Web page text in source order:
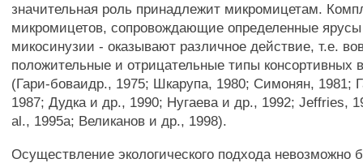
значительная роль принадлежит микромицетам.
микромицетов, сопровождающие определенные
микосинузии - оказывают различное действие, т.е.
положительные и отрицательные типы консортивных
(Гари-боваидр., 1975; Шкарупа, 1980; Симонян, 1981;
1987; Дудка и др., 1990; Нугаева и др., 1992; Jeffries,
al., 1995a; Великанов и др., 1998).
Осуществление экологического подхода невозможно